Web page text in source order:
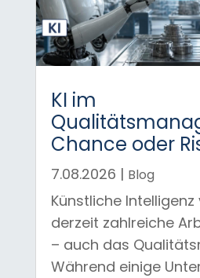
KI im
Chance oder
7.08.2026 | Blog
Künstliche
derzeit zahlreiche
– auch das
Während einige